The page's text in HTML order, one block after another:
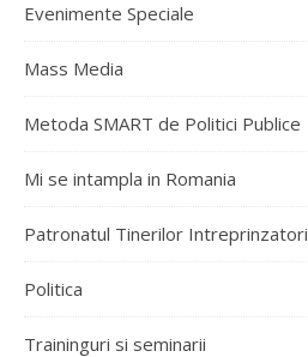
Evenimente Speciale
Mass Media
Metoda SMART de Politici Publice
Mi se intampla in Romania
Patronatul Tinerilor Intreprinzatori
Politica
Traininguri si seminarii